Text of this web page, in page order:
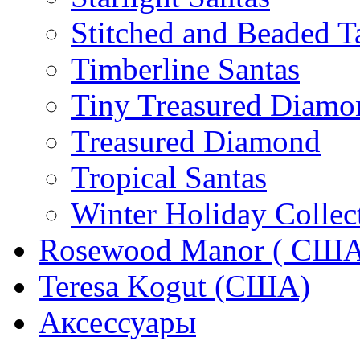
Stitched and Beaded
Timberline Santas
Tiny Treasured
Treasured Diamond
Tropical Santas
Winter Holiday
Rosewood Manor (
Teresa Kogut (США)
Аксессуары